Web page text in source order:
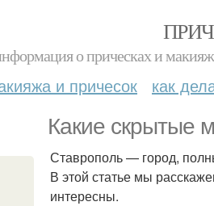
о прическах и
и причесок как
Какие скрытые
Ставрополь — город,
В этой статье мы
интересны.